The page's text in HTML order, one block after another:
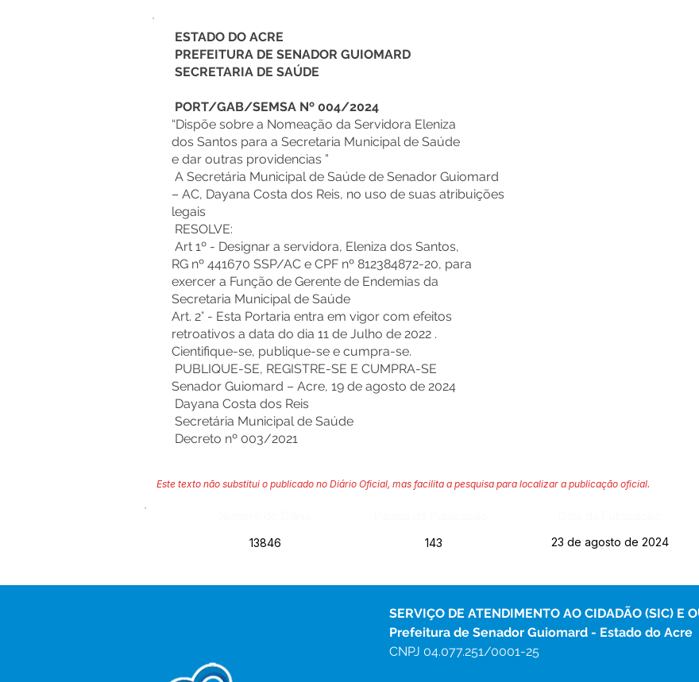
ESTADO DO ACRE
PREFEITURA DE SENADOR GUIOMARD
SECRETARIA DE SAÚDE
PORT/GAB/SEMSA Nº 004/2024
“Dispõe sobre a Nomeação da Servidora Eleniza
dos Santos para a Secretaria Municipal de Saúde
e dar outras providencias ”
A Secretária Municipal de Saúde de Senador Guiomard
– AC, Dayana Costa dos Reis, no uso de suas atribuições
legais
RESOLVE:
Art 1º - Designar a servidora, Eleniza dos Santos,
RG nº 441670 SSP/AC e CPF nº 812384872-20, para
exercer a Função de Gerente de Endemias da
Secretaria Municipal de Saúde
Art. 2° - Esta Portaria entra em vigor com efeitos
retroativos a data do dia 11 de Julho de 2022 .
Cientifique-se, publique-se e cumpra-se.
PUBLIQUE-SE, REGISTRE-SE E CUMPRA-SE
Senador Guiomard – Acre, 19 de agosto de 2024
Dayana Costa dos Reis
Secretária Municipal de Saúde
Decreto nº 003/2021
Este texto não substitui o publicado no Diário Oficial, mas facilita a pesquisa para localizar a publicação oficial.
13846
143 23 de agosto de 2024
SERVIÇO DE ATENDIMENTO AO CIDADÃO (SIC) E
Prefeitura de Senador Guiomard - Estado do Acre
CNPJ 04.077.251/0001-25